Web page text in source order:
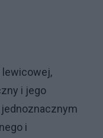
lewicowej,
i jego
i